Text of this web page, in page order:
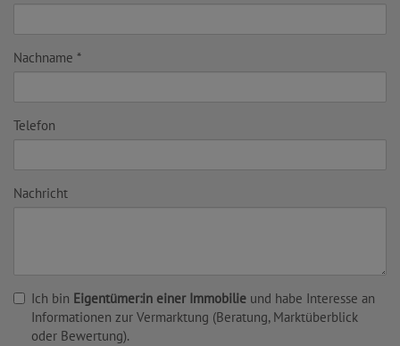
Nachname
Telefon
Nachricht
Ich bin Eigentümer:in einer Immobilie und habe Interesse an
Informationen zur Vermarktung (Beratung, Marktüberblick
oder Bewertung).